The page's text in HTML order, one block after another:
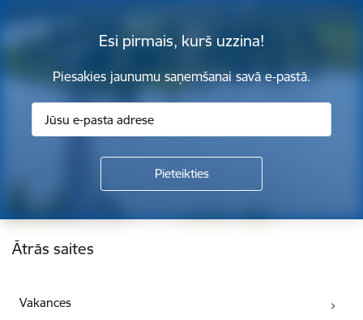
Esi pirmais, kurš uzzina!
Piesakies jaunumu saņemšanai savā e-pastā.
Kājene
Ātrās saites
Vakances